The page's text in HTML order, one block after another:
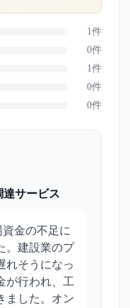
1件
0件
1件
0件
0件
達サービス
金の不足に
。建設業のプ
れそうになっ
が行われ、工
ました。オン